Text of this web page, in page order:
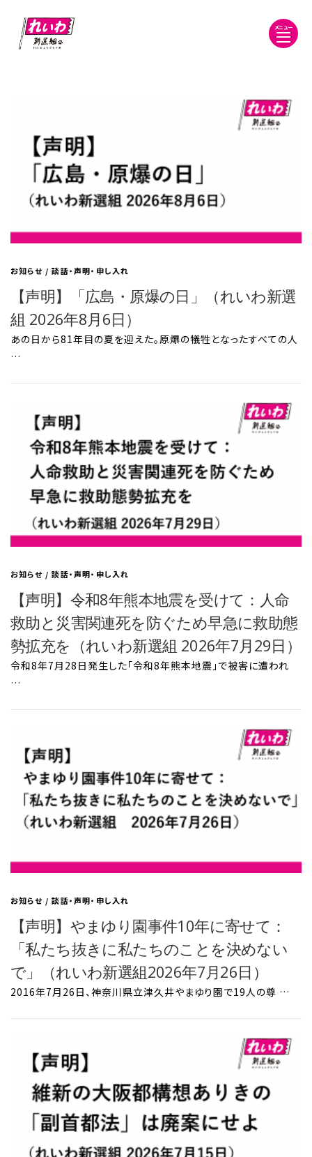
メニュー
お知らせ/談話・声明・申し入れ
【声明】「広島・原爆の日」（れいわ新選
組 2026年8月6日）
あの日から81年目の夏を迎えた。原爆の犠牲となったすべての人
…
お知らせ/談話・声明・申し入れ
【声明】令和8年熊本地震を受けて：人命
救助と災害関連死を防ぐため早急に救助態
勢拡充を（れいわ新選組 2026年7月29日）
令和8年7月28日発生した「令和8年熊本地震」で被害に遭われ
…
お知らせ/談話・声明・申し入れ
【声明】やまゆり園事件10年に寄せて：
「私たち抜きに私たちのことを決めない
で」（れいわ新選組2026年7月26日）
2016年7月26日、神奈川県立津久井やまゆり園で19人の尊 …